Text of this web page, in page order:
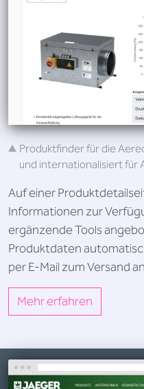
Auf einer
Informationen zur
ergänzende Tools
Produktdaten
per E-Mail zum Versand
Mehr erfahren
Produktfinder für die
und internationalisiert für